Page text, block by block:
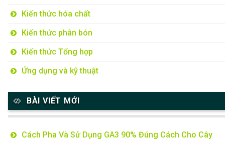
Kiến thức hóa chất
Kiến thức phân bón
Kiến thức Tổng hợp
Ứng dụng và kỹ thuật
BÀI VIẾT MỚI
Cách Pha Và Sử Dụng GA3 90% Đúng Cách Cho Cây